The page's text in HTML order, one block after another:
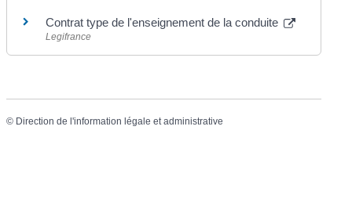
Contrat type de l'enseignement de la conduite
Legifrance
© Direction de l'information légale et administrative